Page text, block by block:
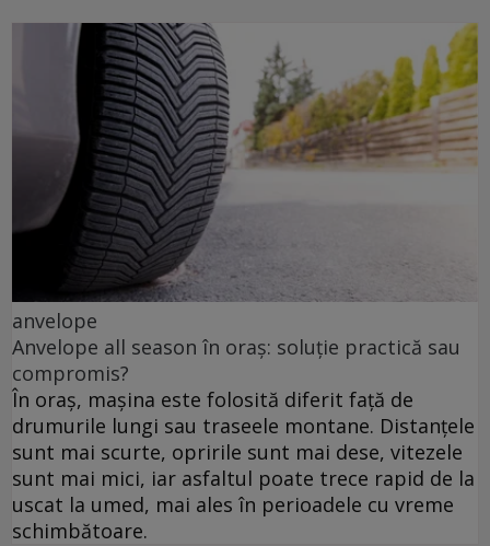
anvelope
Anvelope all season în oraș: soluție practică sau
compromis?
În oraș, mașina este folosită diferit față de
drumurile lungi sau traseele montane. Distanțele
sunt mai scurte, opririle sunt mai dese, vitezele
sunt mai mici, iar asfaltul poate trece rapid de la
uscat la umed, mai ales în perioadele cu vreme
schimbătoare.